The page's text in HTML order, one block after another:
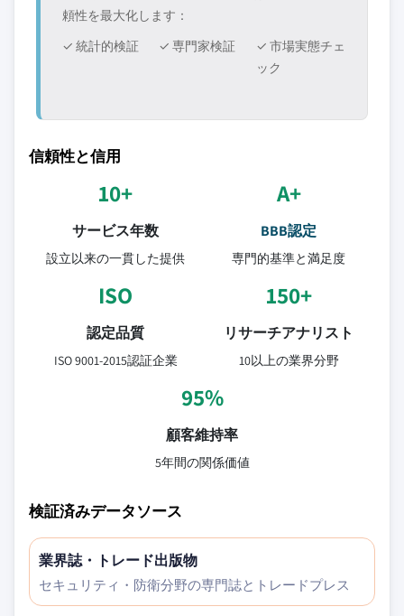
頼性を最大化します：
✓ 統計的検証
✓ 専門家検証
✓ 市場実態チェ
ック
信頼性と信用
10+
サービス年数
設立以来の一貫した提供
A+
BBB認定
専門的基準と満足度
ISO
認定品質
ISO 9001-2015認証企業
150+
リサーチアナリスト
10以上の業界分野
95%
顧客維持率
5年間の関係価値
検証済みデータソース
業界誌・トレード出版物
セキュリティ・防衛分野の専門誌とトレードプレス